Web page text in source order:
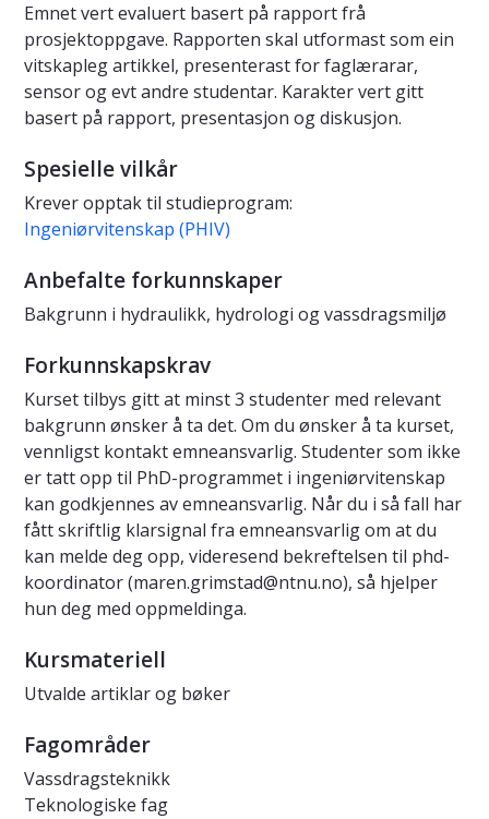
Emnet vert evaluert basert på rapport frå
prosjektoppgave. Rapporten skal utformast som ein
vitskapleg artikkel, presenterast for faglærarar,
sensor og evt andre studentar. Karakter vert gitt
basert på rapport, presentasjon og diskusjon.
Spesielle vilkår
Krever opptak til studieprogram:
Ingeniørvitenskap (PHIV)
Anbefalte forkunnskaper
Bakgrunn i hydraulikk, hydrologi og vassdragsmiljø
Forkunnskapskrav
Kurset tilbys gitt at minst 3 studenter med relevant
bakgrunn ønsker å ta det. Om du ønsker å ta kurset,
vennligst kontakt emneansvarlig. Studenter som ikke
er tatt opp til PhD-programmet i ingeniørvitenskap
kan godkjennes av emneansvarlig. Når du i så fall har
fått skriftlig klarsignal fra emneansvarlig om at du
kan melde deg opp, videresend bekreftelsen til phd-
koordinator (maren.grimstad@ntnu.no), så hjelper
hun deg med oppmeldinga.
Kursmateriell
Utvalde artiklar og bøker
Fagområder
Vassdragsteknikk
Teknologiske fag